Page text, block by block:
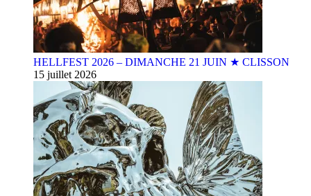
HELLFEST 2026 – DIMANCHE 21 JUIN ★ CLISSON
15 juillet 2026